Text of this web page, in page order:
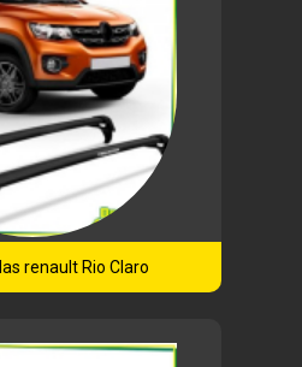
renault Rio Claro